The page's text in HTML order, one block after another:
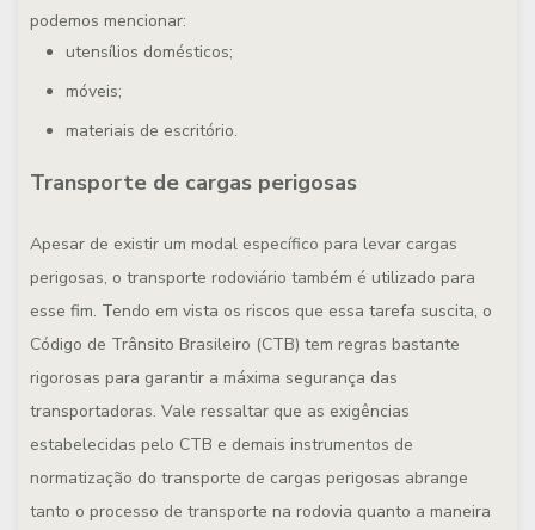
podemos mencionar:
utensílios domésticos;
móveis;
materiais de escritório.
Transporte de cargas perigosas
Apesar de existir um modal específico para levar cargas
perigosas, o transporte rodoviário também é utilizado para
esse fim. Tendo em vista os riscos que essa tarefa suscita, o
Código de Trânsito Brasileiro (CTB) tem regras bastante
rigorosas para garantir a máxima segurança das
transportadoras. Vale ressaltar que as exigências
estabelecidas pelo CTB e demais instrumentos de
normatização do transporte de cargas perigosas abrange
tanto o processo de transporte na rodovia quanto a maneira